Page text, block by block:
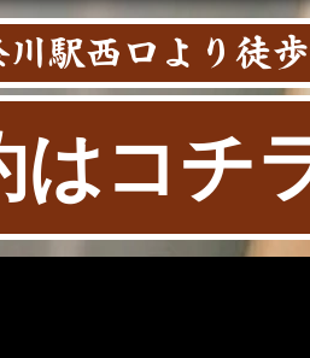
駅西口より徒
はコチ